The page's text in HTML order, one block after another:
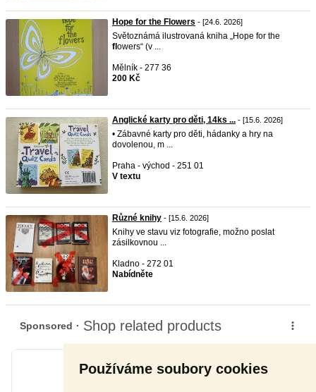
Používáme soubory cookies
Hope for the Flowers - [24.6. 2026]
Světoznámá ilustrovaná kniha „Hope for the
fl owers“ (v ...
Mělník - 277 36
200 Kč
Anglické karty pro děti, 14ks ... - [15.6. 2026]
• Zábavné karty pro děti, hádanky a hry na
dovolenou, m ...
Praha - východ - 251 01
V textu
Různé knihy - [15.6. 2026]
Knihy ve stavu viz fotografie, možno poslat
zásilkovnou ...
Kladno - 272 01
Nabídněte